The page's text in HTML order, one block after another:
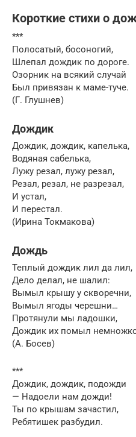
Короткие стихи о
***
Полосатый, босоногий,
Шлепал дождик по дороге.
Озорник на всякий случай
Был привязан к маме-туче.
(Г. Глушнев)
Дождик
Дождик, дождик, капелька,
Водяная сабелька,
Лужу резал, лужу резал,
Резал, резал, не разрезал,
И устал,
И перестал.
(Ирина Токмакова)
Дождь
Теплый дождик лил да лил,
Дело делал, не шалил:
Вымыл крышу у скворечни,
Вымыл ягоды черешни…
Протянули мы ладошки,
Дождик их помыл
(А. Босев)
***
Дождик, дождик, подожди
— Надоели нам дожди!
Ты по крышам зачастил,
Ребятишек разбудил.